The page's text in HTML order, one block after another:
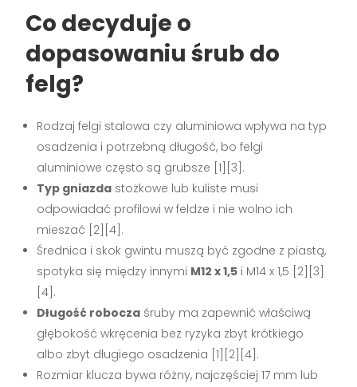
Co decyduje o
dopasowaniu śrub do
felg?
Rodzaj felgi stalowa czy aluminiowa wpływa na typ
osadzenia i potrzebną długość, bo felgi
aluminiowe często są grubsze [1][3].
Typ gniazda stożkowe lub kuliste musi
odpowiadać profilowi w feldze i nie wolno ich
mieszać [2][4].
Średnica i skok gwintu muszą być zgodne z piastą,
spotyka się między innymi M12 x 1,5 i M14 x 1,5 [2][3]
[4].
Długość robocza śruby ma zapewnić właściwą
głębokość wkręcenia bez ryzyka zbyt krótkiego
albo zbyt długiego osadzenia [1][2][4].
Rozmiar klucza bywa różny, najczęściej 17 mm lub